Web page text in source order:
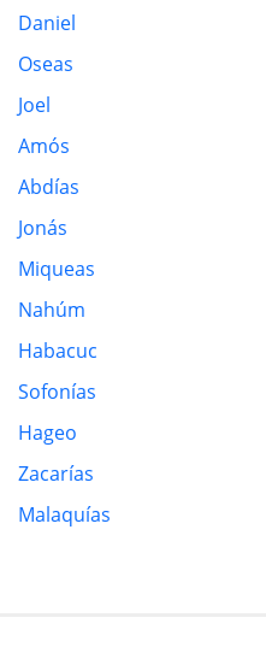
Daniel
Oseas
Joel
Amós
Abdías
Jonás
Miqueas
Nahúm
Habacuc
Sofonías
Hageo
Zacarías
Malaquías